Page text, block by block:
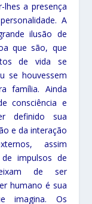
lhes a presença
A
ilusão de
que são, que
de vida se
se houvessem
família. Ainda
consciência e
definido sua
e da interação
assim
impulsos de
de ser
humano é sua
imagina. Os